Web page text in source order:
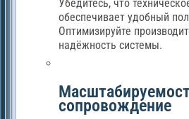
Убедитесь, что
обеспечивает удобный
Оптимизируйте
надёжность системы.
сопровождение